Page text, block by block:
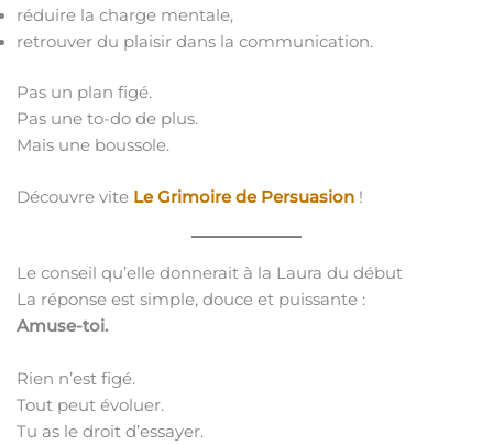
réduire la charge mentale,
retrouver du plaisir dans la communication.
Pas un plan figé.
Pas une to-do de plus.
Mais une boussole.
Découvre vite Le Grimoire de Persuasion!
Le conseil qu’elle donnerait à la Laura du début
La réponse est simple, douce et puissante :
Amuse-toi.
Rien n’est figé.
Tout peut évoluer.
Tu as le droit d’essayer.